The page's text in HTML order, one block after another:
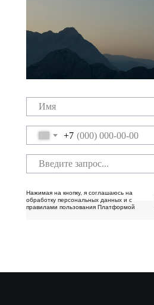
+7
Отправить
Нажимая на кнопку, я соглашаюсь на
обработку персональных данных и с
правилами пользования Платформой